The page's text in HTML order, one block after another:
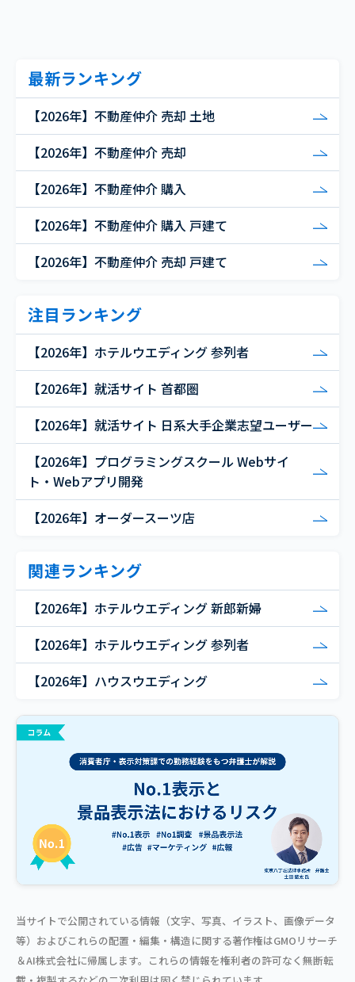
最新ランキング
【2026年】不動産仲介 売却 土地
【2026年】不動産仲介 売却
【2026年】不動産仲介 購入
【2026年】不動産仲介 購入 戸建て
【2026年】不動産仲介 売却 戸建て
注目ランキング
【2026年】ホテルウエディング 参列者
【2026年】就活サイト 首都圏
【2026年】就活サイト 日系大手企業志望ユーザー
【2026年】プログラミングスクール Webサイ
ト・Webアプリ開発
【2026年】オーダースーツ店
関連ランキング
【2026年】ホテルウエディング 新郎新婦
【2026年】ホテルウエディング 参列者
【2026年】ハウスウエディング
当サイトで公開されている情報（文字、写真、イラスト、画像データ
等）およびこれらの配置・編集・構造に関する著作権はGMOリサーチ
＆AI株式会社に帰属します。これらの情報を権利者の許可なく無断転